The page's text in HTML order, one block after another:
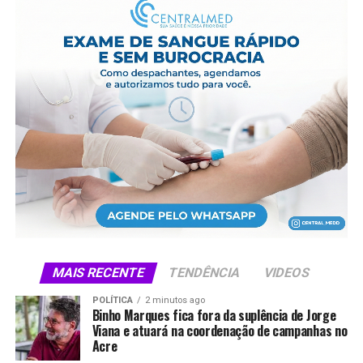
A maior movimentação foi registrada na quinta noite,
com aproximadamente 51 mil pessoas. Na sexta, outras
50 mil passaram pelo parque de exposições. Somados, os
seis primeiros dias alcançaram público estimado de 254
mil visitantes.
Compartilhe isso:
X Facebook WhatsApp
LinkedIn Telegram
MAIS RECENTE TENDÊNCIA VIDEOS
POLÍTICA 2 minutos ago
Binho Marques fica fora da suplência de Jorge
Viana e atuará na coordenação de campanhas no
Acre